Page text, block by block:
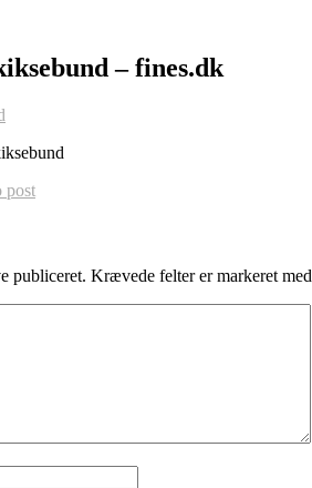
– fines.dk
post
publiceret. Krævede felter er markeret med